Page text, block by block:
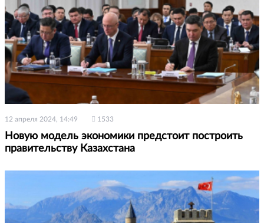
12 апреля 2024, 14:49 1533
Новую модель экономики предстоит построить
правительству Казахстана